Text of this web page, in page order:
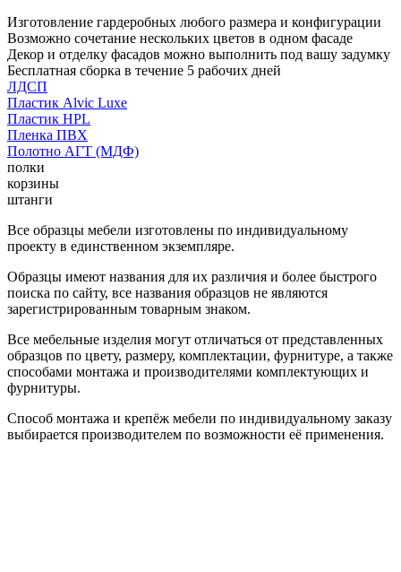
Изготовление гардеробных любого размера и конфигурации
Возможно сочетание нескольких цветов в одном фасаде
Декор и отделку фасадов можно выполнить под вашу задумку
Бесплатная сборка в течение 5 рабочих дней
ЛДСП
Пластик Alvic Luxe
Пластик HPL
Пленка ПВХ
Полотно АГТ (МДФ)
полки
корзины
штанги
Все образцы мебели изготовлены по индивидуальному
проекту в единственном экземпляре.
Образцы имеют названия для их различия и более быстрого
поиска по сайту, все названия образцов не являются
зарегистрированным товарным знаком.
Все мебельные изделия могут отличаться от представленных
образцов по цвету, размеру, комплектации, фурнитуре, а также
способами монтажа и производителями комплектующих и
фурнитуры.
Способ монтажа и крепёж мебели по индивидуальному заказу
выбирается производителем по возможности её применения.